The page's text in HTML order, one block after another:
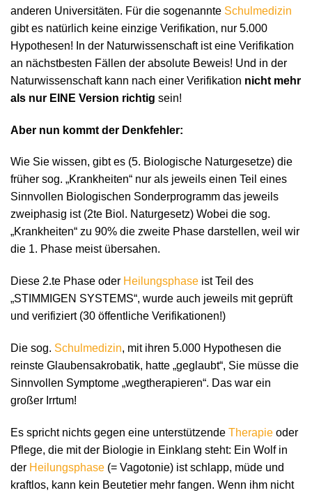
anderen Universitäten. Für die sogenannte Schulmedizin
gibt es natürlich keine einzige Verifikation, nur 5.000
Hypothesen! In der Naturwissenschaft ist eine Verifikation
an nächstbesten Fällen der absolute Beweis! Und in der
Naturwissenschaft kann nach einer Verifikation nicht mehr
als nur EINE Version richtig sein!
Aber nun kommt der Denkfehler:
Wie Sie wissen, gibt es (5. Biologische Naturgesetze) die
früher sog. „Krankheiten“ nur als jeweils einen Teil eines
Sinnvollen Biologischen Sonderprogramm das jeweils
zweiphasig ist (2te Biol. Naturgesetz) Wobei die sog.
„Krankheiten“ zu 90% die zweite Phase darstellen, weil wir
die 1. Phase meist übersahen.
Diese 2.te Phase oder Heilungsphase ist Teil des
„STIMMIGEN SYSTEMS“, wurde auch jeweils mit geprüft
und verifiziert (30 öffentliche Verifikationen!)
Die sog. Schulmedizin, mit ihren 5.000 Hypothesen die
reinste Glaubensakrobatik, hatte „geglaubt“, Sie müsse die
Sinnvollen Symptome „wegtherapieren“. Das war ein
großer Irrtum!
Es spricht nichts gegen eine unterstützende Therapie oder
Pflege, die mit der Biologie in Einklang steht: Ein Wolf in
der Heilungsphase (= Vagotonie) ist schlapp, müde und
kraftlos, kann kein Beutetier mehr fangen. Wenn ihm nicht